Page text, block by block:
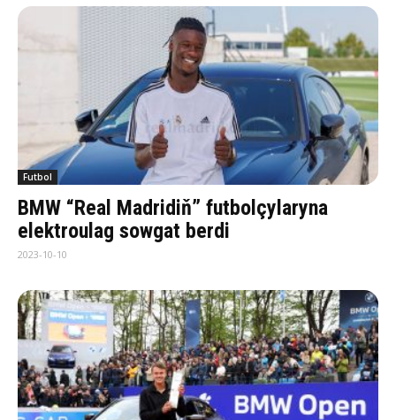
Futbol
BMW “Real Madridiň” futbolçylaryna
elektroulag sowgat berdi
2023-10-10